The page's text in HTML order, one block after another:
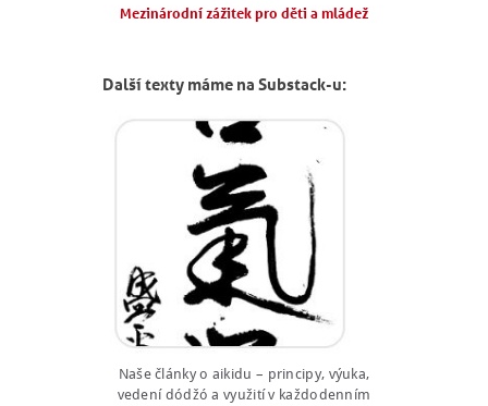
Mezinárodní zážitek pro děti a mládež
Další texty máme na Substack-u:
Naše články o aikidu – principy, výuka,
vedení dódžó a využití v každodenním